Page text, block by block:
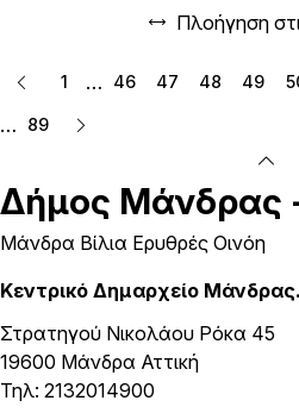
Πλοήγηση
1 … 46 47 48 49
… 89
Δήμος Μάνδρας
Μάνδρα Βίλια Ερυθρές Οινόη
Κεντρικό Δημαρχείο Μάνδρας.
Στρατηγού Νικολάου Ρόκα 45
19600 Μάνδρα Αττική
Τηλ: 2132014900